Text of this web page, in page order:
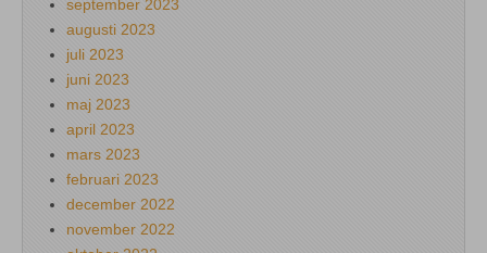
september 2023
augusti 2023
juli 2023
juni 2023
maj 2023
april 2023
mars 2023
februari 2023
december 2022
november 2022